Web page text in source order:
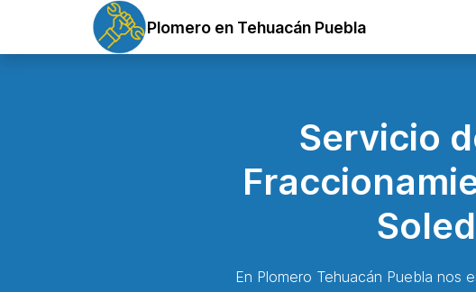
Plomero en Tehuacán Puebla
Servicio
En Plomero Tehuacán Puebla nos